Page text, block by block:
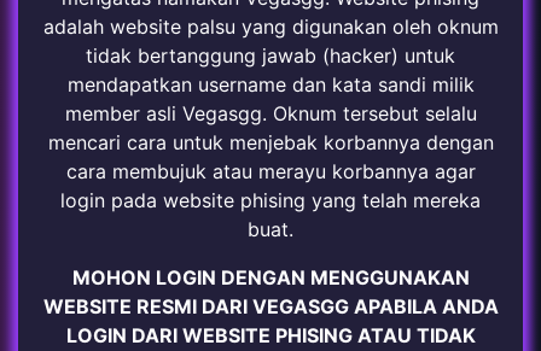
adalah website palsu yang digunakan oleh oknum
tidak bertanggung jawab (hacker) untuk
mendapatkan username dan kata sandi milik
member asli Vegasgg. Oknum tersebut selalu
mencari cara untuk menjebak korbannya dengan
cara membujuk atau merayu korbannya agar
login pada website phising yang telah mereka
buat.
MOHON LOGIN DENGAN MENGGUNAKAN
WEBSITE RESMI DARI VEGASGG APABILA ANDA
LOGIN DARI WEBSITE PHISING ATAU TIDAK